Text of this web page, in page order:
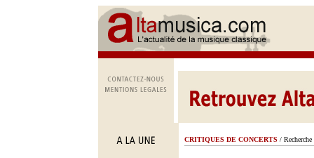
CRITIQUES DE CONCERTS / Recherche